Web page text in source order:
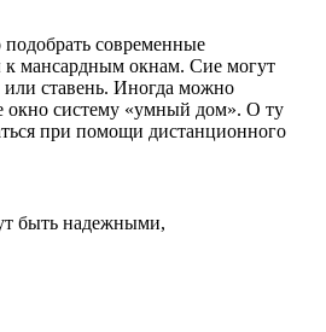
современные
к мансардным окнам. Сие могут
ставень. Иногда можно
окно систему «умный дом». О ту
при помощи дистанционного
быть надежными,